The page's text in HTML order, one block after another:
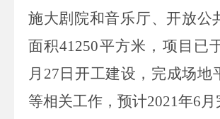
施大剧院和音乐厅、开放公
面积41250平方米，项目已
月 27 日开工建设，完成场地
等相关工作，预计2021年6月